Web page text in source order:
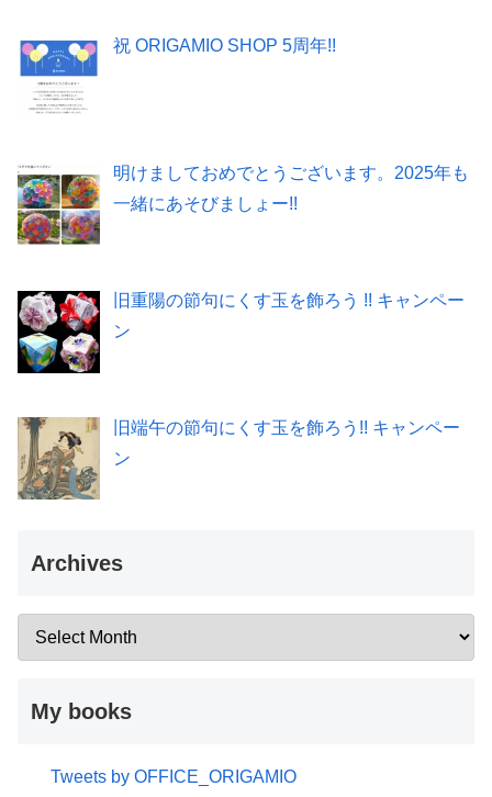
祝 ORIGAMIO SHOP 5周年!!
明けましておめでとうございます。2025年も
一緒にあそびましょー!!
旧重陽の節句にくす玉を飾ろう !! キャンペー
ン
旧端午の節句にくす玉を飾ろう!! キャンペー
ン
Archives
My books
Tweets by OFFICE_ORIGAMIO